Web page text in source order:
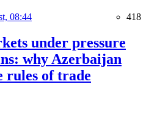
08:44 418
under pressure
why Azerbaijan
rules of trade